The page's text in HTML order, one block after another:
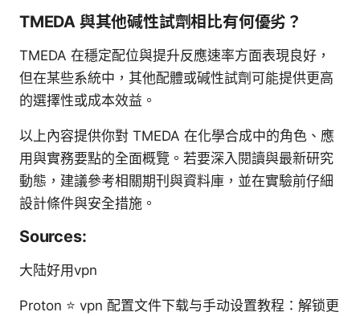
TMEDA 與其他碱性試劑相比有何優劣？
TMEDA 在穩定配位與提升反應速率方面表現良好，
但在某些系統中，其他配體或碱性試劑可能提供更高
的選擇性或成本效益。
以上內容提供你對 TMEDA 在化學合成中的角色、應
用與實務要點的全面概覽。若要深入閱讀與最新研究
動態，建議參考相關期刊與資料庫，並在實驗前仔細
設計條件與安全措施。
Sources:
大陆好用vpn
Proton ⭐ vpn 配置文件下载与手动设置教程：解锁更